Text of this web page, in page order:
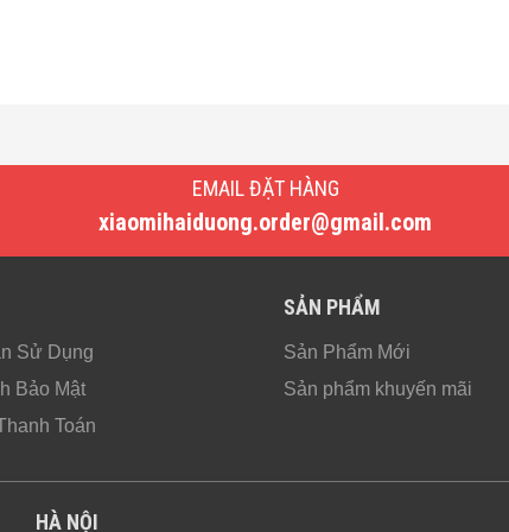
EMAIL ĐẶT HÀNG
xiaomihaiduong.order@gmail.com
Sử Dụng
Bảo Mật
Toán
SẢN PHẨM
Sản Phẩm Mới
Sản phẩm khuyến mãi
HÀ NỘI